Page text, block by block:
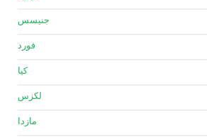
جنيسس
فورد
كيا
لكزس
مازدا